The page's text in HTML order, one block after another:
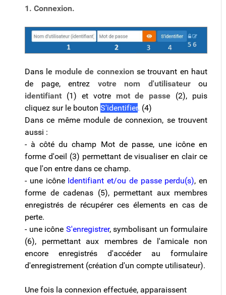
1. Connexion.
Dans le module de connexion se trouvant en haut
de page, entrez votre nom d'utilisateur ou
identifiant (1) et votre mot de passe (2), puis
cliquez sur le bouton S'identifier. (4)
Dans ce même module de connexion, se trouvent
aussi :
- à côté du champ Mot de passe, une icône en
forme d'oeil (3) permettant de visualiser en clair ce
que l'on entre dans ce champ.
- une icône Identifiant et/ou de passe perdu(s), en
forme de cadenas (5), permettant aux membres
enregistrés de récupérer ces élements en cas de
perte.
- une icône S'enregistrer, symbolisant un formulaire
(6), permettant aux membres de l'amicale non
encore enregistrés d'accéder au formulaire
d'enregistrement (création d'un compte utilisateur).
Une fois la connexion effectuée, apparaissent